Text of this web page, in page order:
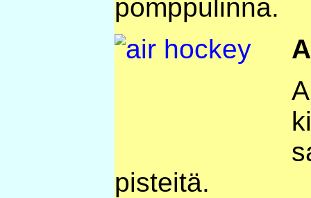
pomppulinna.
pisteitä.